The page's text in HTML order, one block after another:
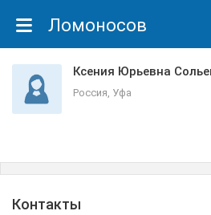
Ломоносов
Ксения Юрьевна
Россия, Уфа
Контакты